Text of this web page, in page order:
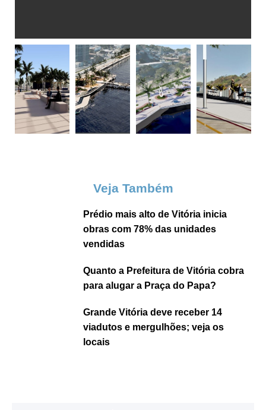
Veja Também
Prédio mais alto de Vitória inicia
obras com 78% das unidades
vendidas
Quanto a Prefeitura de Vitória cobra
para alugar a Praça do Papa?
Grande Vitória deve receber 14
viadutos e mergulhões; veja os
locais